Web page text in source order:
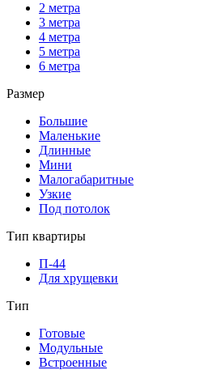
2 метра
3 метра
4 метра
5 метра
6 метра
Размер
Большие
Маленькие
Длинные
Мини
Малогабаритные
Узкие
Под потолок
Тип квартиры
П-44
Для хрущевки
Тип
Готовые
Модульные
Встроенные